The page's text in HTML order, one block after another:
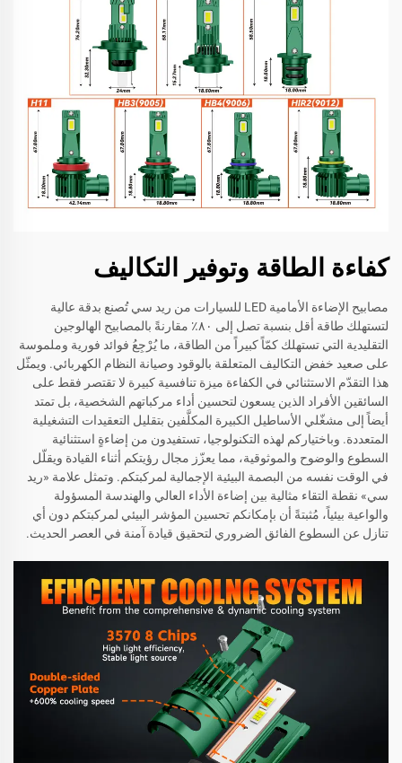
كفاءة الطاقة وتوفير التكاليف
مصابيح الإضاءة الأمامية LED للسيارات من ريد سي تُصنع بدقة عالية
لتستهلك طاقة أقل بنسبة تصل إلى ٨٠٪ مقارنةً بالمصابيح الهالوجين
التقليدية التي تستهلك كمّاً كبيراً من الطاقة، ما يُرْجِعُ فوائد فورية وملموسة
على صعيد خفض التكاليف المتعلقة بالوقود وصيانة النظام الكهربائي. ويمثّل
هذا التقدّم الاستثنائي في الكفاءة ميزة تنافسية كبيرة لا تقتصر فقط على
السائقين الأفراد الذين يسعون لتحسين أداء مركباتهم الشخصية، بل تمتد
أيضاً إلى مشغّلي الأساطيل الكبيرة المكلَّفين بتقليل التعقيدات التشغيلية
المتعددة. وباختياركم لهذه التكنولوجيا، تستفيدون من إضاءةٍ استثنائية
السطوع والوضوح والموثوقية، مما يعزّز مجال رؤيتكم أثناء القيادة ويقلّل
في الوقت نفسه من البصمة البيئية الإجمالية لمركبتكم. وتمثل علامة «ريد
سي» نقطة التقاء مثالية بين إضاءة الأداء العالي والهندسة المسؤولة
والواعية بيئياً، مُثبتةً أن بإمكانكم تحسين المؤشر البيئي لمركبتكم دون أي
تنازل عن السطوع الفائق الضروري لتحقيق قيادة آمنة في العصر الحديث.